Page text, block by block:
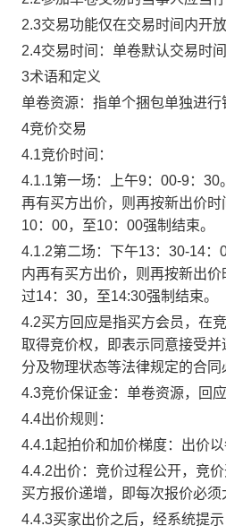
2.3交易功能仅在交易时间内开
2.4交易时间：单卷默认交易时
3术语和定义
单卷资源：指单个捆包单独进行
4竞价交易
4.1竞价时间：
4.1.1第一场：上午9：00-9：
再有买方出价，则再按新出价
10：00，至10：00强制结束。
4.1.2第二场：下午13：30-14
内再有买方出价，则再按新出
过14：30，至14:30强制结束。
4.2买方回应是指买方会员，在
取得竞价权，即表示同意接受
分及物理状态等法律规定的合同
4.3竞价保证金：单卷资源，回
4.4出价规则：
4.4.1起拍价和加价梯度：出价
4.4.2出价：竞价过程公开，竞
买方报价递增，即每次报价必
4.4.3买家出价之后，经系统提